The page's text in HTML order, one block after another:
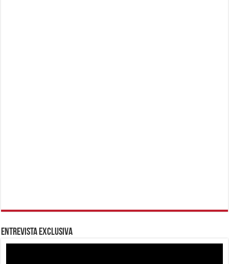
Entrevista Exclusiva